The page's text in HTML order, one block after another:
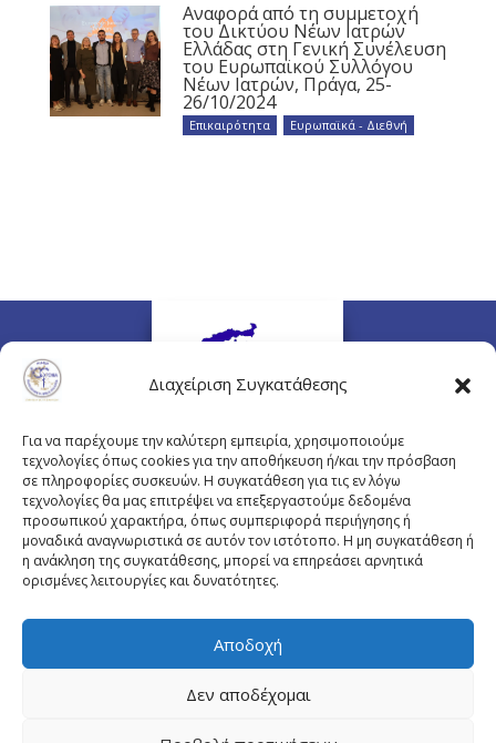
Διαχείριση Συγκατάθεσης
Για να παρέχουμε την καλύτερη εμπειρία, χρησιμοποιούμε
τεχνολογίες όπως cookies για την αποθήκευση ή/και την πρόσβαση
σε πληροφορίες συσκευών. Η συγκατάθεση για τις εν λόγω
τεχνολογίες θα μας επιτρέψει να επεξεργαστούμε δεδομένα
προσωπικού χαρακτήρα, όπως συμπεριφορά περιήγησης ή
μοναδικά αναγνωριστικά σε αυτόν τον ιστότοπο. Η μη συγκατάθεση ή
η ανάκληση της συγκατάθεσης, μπορεί να επηρεάσει αρνητικά
ορισμένες λειτουργίες και δυνατότητες.
Αποδοχή
Δεν αποδέχομαι
Αναφορά από τη συμμετοχή
του Δικτύου Νέων Ιατρών
Ελλάδας στη Γενική Συνέλευση
του Ευρωπαϊκού Συλλόγου
Νέων Ιατρών, Πράγα, 25-
26/10/2024
Επικαιρότητα Ευρωπαϊκά - Διεθνή
Πλουτάρχου 3, 10675 Αθήνα
Email επικοινωνίας:pisinfo@pis.gr